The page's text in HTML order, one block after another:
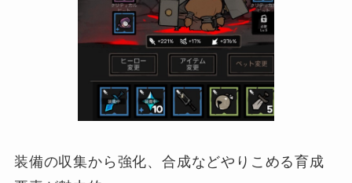
装備の収集から強化、合成などやりこめる育成